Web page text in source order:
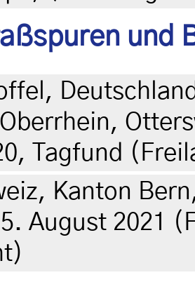
und
Tagfund
Kanton
August 2021